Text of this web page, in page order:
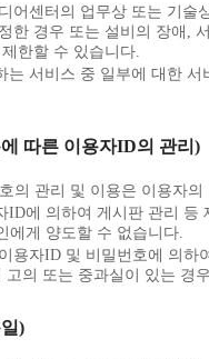
어센터의 업무상 또는 기술
한 경우 또는 설비의 장애,
한할 수 있습니다.
서비스 중 일부에 대한 서
따른 이용자ID의 관리)
의 관리 및 이용은 이용자의
에 의하여 게시판 관리 등
에게 양도할 수 없습니다.
용자ID 및 비밀번호에 의하
고의 또는 중과실이 있는 경
)